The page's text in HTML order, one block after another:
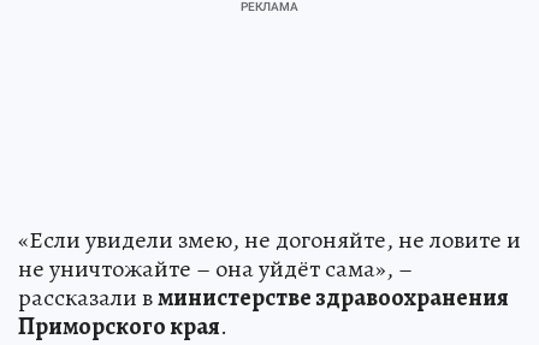
«Если увидели змею, не догоняйте, не ловите и
не уничтожайте – она уйдёт сама», –
рассказали вминистерстве здравоохранения
Приморского края.